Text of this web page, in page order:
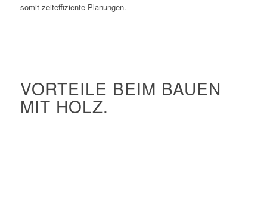
somit zeiteffiziente Planungen.
VORTEILE BEIM BAUEN
MIT HOLZ.